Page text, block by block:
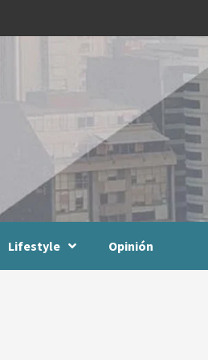
Lifestyle Opinión